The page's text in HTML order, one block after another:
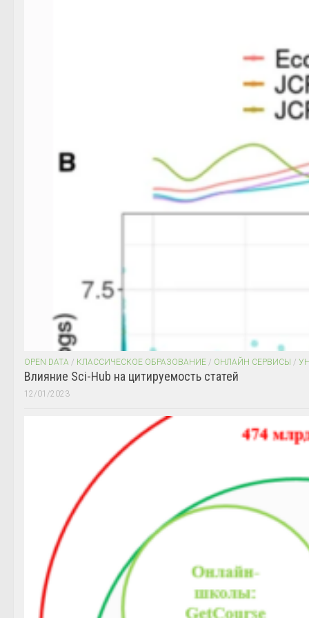
OPEN DATA / КЛАССИЧЕСКОЕ ОБРАЗОВАНИЕ / ОНЛАЙН СЕРВИСЫ /
Влияние Sci-Hub на цитируемость статей
12/01/2023